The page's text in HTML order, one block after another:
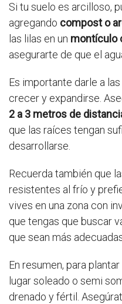
Si tu suelo es arcilloso,
agregando compost o
las lilas en un montículo
asegurarte de que el
Es importante darle a
crecer y expandirse.
2 a 3 metros de
que las raíces tengan
desarrollarse.
Recuerda también que
resistentes al frío y
vives en una zona con
que tengas que buscar
que sean más
En resumen, para
lugar soleado o semi
drenado y fértil.